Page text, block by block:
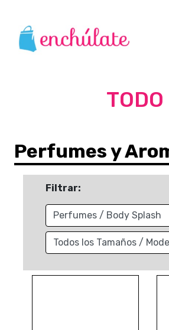
Perfumes y
Filtrar: